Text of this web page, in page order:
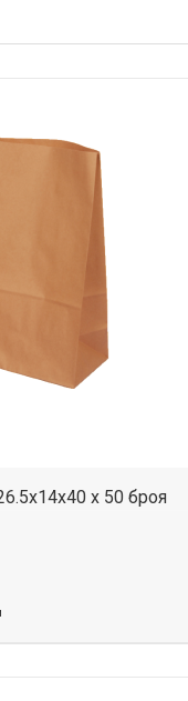
x 50 броя